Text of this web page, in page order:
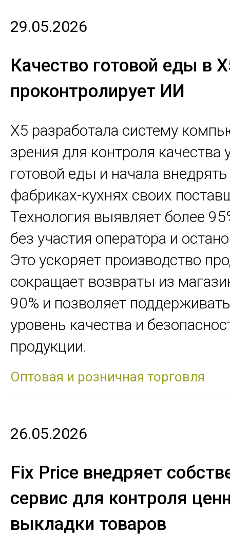
29.05.2026
Качество готовой еды в
проконтролирует ИИ
X5 разработала систему
зрения для контроля качества
готовой еды и начала
фабриках-кухнях своих
Технология выявляет более
без участия оператора и
Это ускоряет производство
сокращает возвраты из
90% и позволяет
уровень качества и
продукции.
Оптовая и розничная торговля
26.05.2026
Fix Price внедряет
сервис для контроля
выкладки товаров